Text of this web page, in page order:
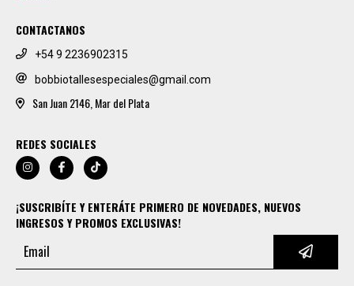
CONTACTANOS
+54 9 2236902315
bobbiotallesespeciales@gmail.com
San Juan 2146, Mar del Plata
REDES SOCIALES
¡SUSCRIBÍTE Y ENTERÁTE PRIMERO DE NOVEDADES, NUEVOS
INGRESOS Y PROMOS EXCLUSIVAS!